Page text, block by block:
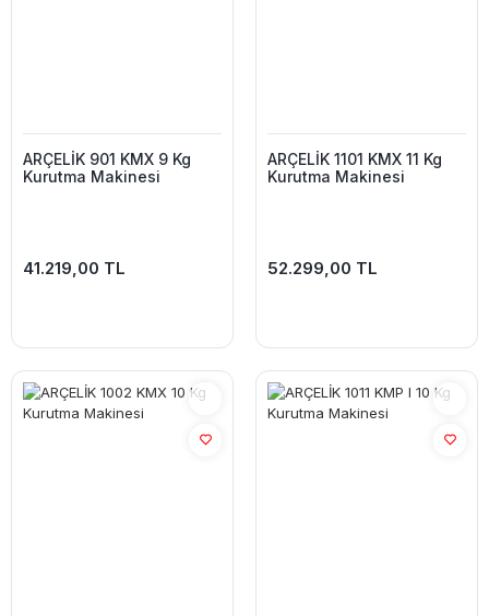
ARÇELİK 901 KMX 9 Kg
Kurutma Makinesi
41.219,00 TL
ARÇELİK 1101 KMX 11 Kg
Kurutma Makinesi
52.299,00 TL